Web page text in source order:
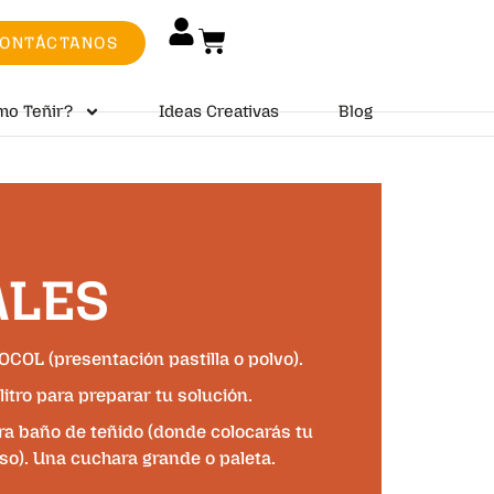
Teñir? Ideas Creativas Blog
(presentación pastilla o polvo).
para preparar tu solución.
baño de teñido (donde colocarás tu
Una cuchara grande o paleta.